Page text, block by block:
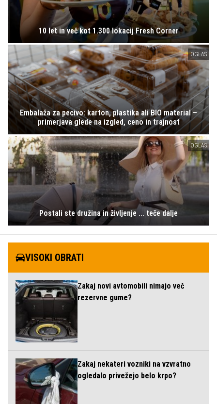
10 let in več kot 1.300 lokacij Fresh Corner
OGLAS
Embalaža za pecivo: karton, plastika ali BIO material –
primerjava glede na izgled, ceno in trajnost
OGLAS
Postali ste družina in življenje ... teče dalje
VISOKI OBRATI
Zakaj novi avtomobili nimajo več
rezervne gume?
Zakaj nekateri vozniki na vzvratno
ogledalo privežejo belo krpo?